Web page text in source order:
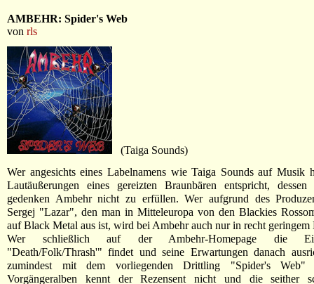
AMBEHR: Spider's Web
von rls
(Taiga Sounds)
Wer angesichts eines Labelnamens wie Taiga Sounds auf Musik
Lautäußerungen eines gereizten Braunbären entspricht, dessen
gedenken Ambehr nicht zu erfüllen. Wer aufgrund des
Sergej "Lazar", den man in Mitteleuropa von den Blackies
auf Black Metal aus ist, wird bei Ambehr auch nur in recht geringem
Wer schließlich auf der Ambehr-Homepage die
"Death/Folk/Thrash'" findet und seine Erwartungen danach
zumindest mit dem vorliegenden Drittling "Spider's Web"
Vorgängeralben kennt der Rezensent nicht und die seither